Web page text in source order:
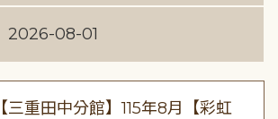
2026-08-01
【三重田中分館】115年8月【彩虹